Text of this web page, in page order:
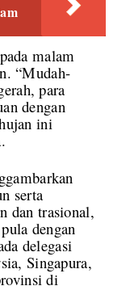
malam
“Mudah-
para
dengan
ini
serta
dan trasional,
dengan
delegasi
Singapura,
di